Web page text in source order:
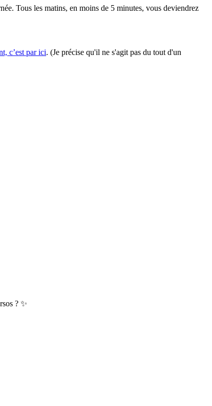
Tous les matins, en moins de 5 minutes, vous deviendrez
c’est par ici. (Je précise qu'il ne s'agit pas du tout d'un
? ✨